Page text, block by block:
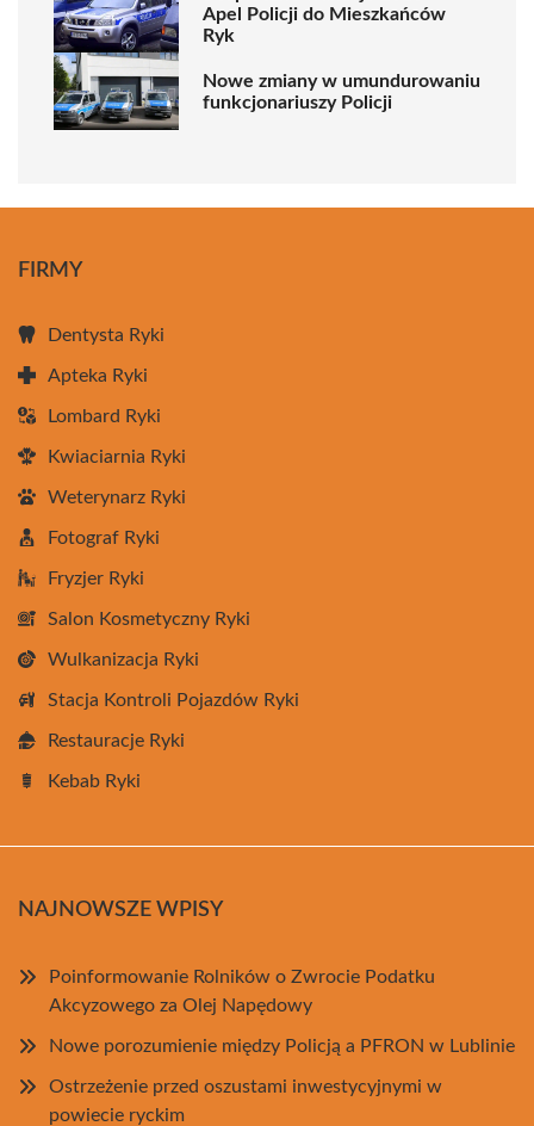
Apel Policji do Mieszkańców
Ryk
Nowe zmiany w umundurowaniu
funkcjonariuszy Policji
FIRMY
Dentysta Ryki
Apteka Ryki
Lombard Ryki
Kwiaciarnia Ryki
Weterynarz Ryki
Fotograf Ryki
Fryzjer Ryki
Salon Kosmetyczny Ryki
Wulkanizacja Ryki
Stacja Kontroli Pojazdów Ryki
Restauracje Ryki
Kebab Ryki
NAJNOWSZE WPISY
Poinformowanie Rolników o Zwrocie Podatku
Akcyzowego za Olej Napędowy
Nowe porozumienie między Policją a PFRON w Lublinie
Ostrzeżenie przed oszustami inwestycyjnymi w
powiecie ryckim